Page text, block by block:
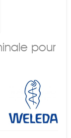
pour